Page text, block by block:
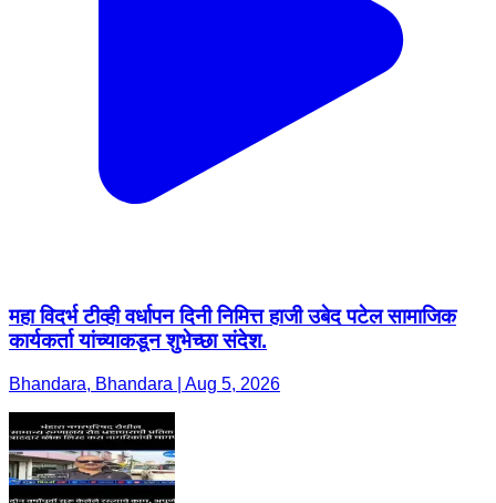
महा विदर्भ टीव्ही वर्धापन दिनी निमित्त हाजी उबेद पटेल सामाजिक
कार्यकर्ता यांच्याकडून शुभेच्छा संदेश.
Bhandara, Bhandara | Aug 5, 2026